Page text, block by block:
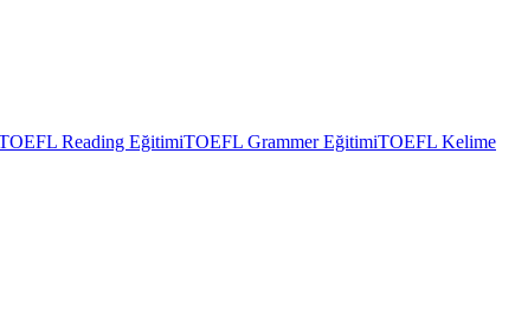
Reading EğitimiTOEFL Grammer EğitimiTOEFL Kelime